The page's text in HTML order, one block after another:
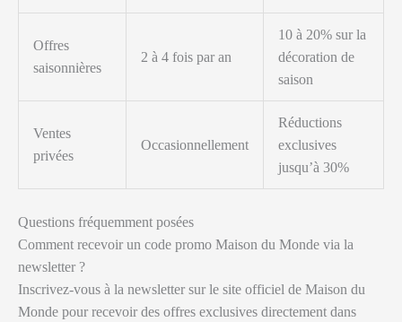
Offres
saisonnières
2 à 4 fois par an
10 à 20% sur la
décoration de
saison
Ventes
privées
Occasionnellement
Réductions
exclusives
jusqu’à 30%
Questions fréquemment posées
Comment recevoir un code promo Maison du Monde via la
newsletter ?
Inscrivez-vous à la newsletter sur le site officiel de Maison du
Monde pour recevoir des offres exclusives directement dans